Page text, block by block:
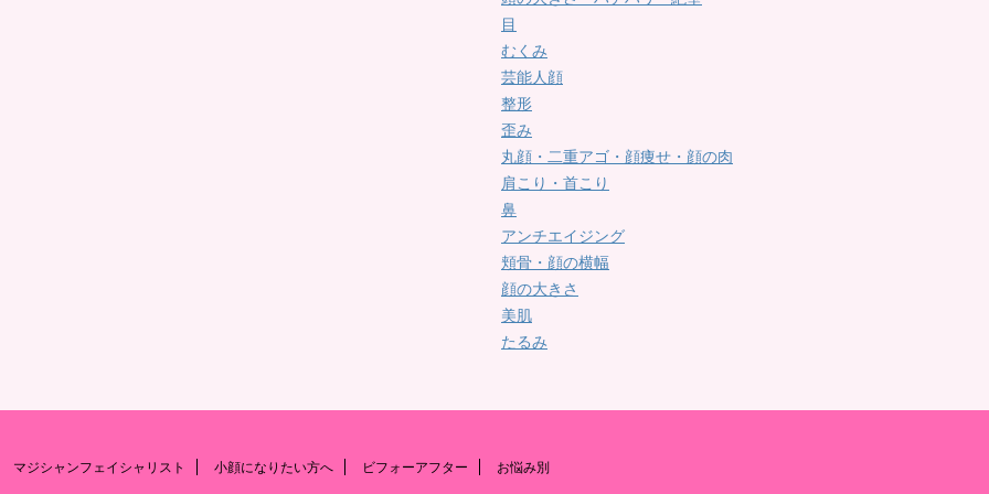
目
むくみ
芸能人顔
整形
歪み
丸顔・二重アゴ・顔痩せ・顔の肉
肩こり・首こり
鼻
アンチエイジング
頬骨・顔の横幅
顔の大きさ
美肌
たるみ
マジシャンフェイシャリスト 小顔になりたい方へ ビフォーアフター お悩み別